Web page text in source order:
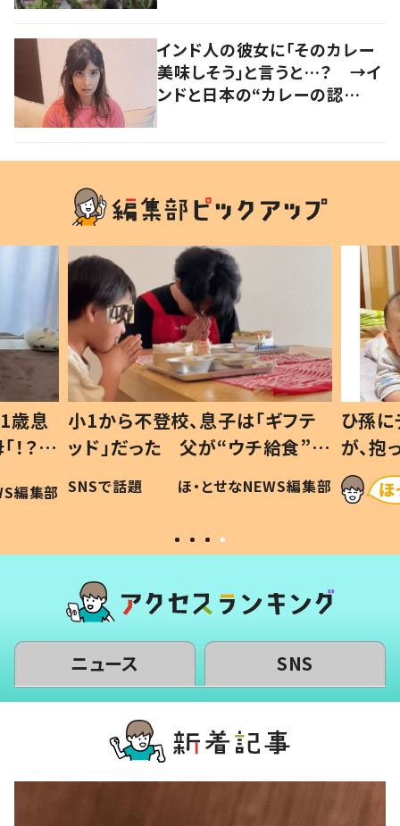
インド人の彼女に「そのカレー
美味しそう」と言うと…？ →イ
ンドと日本の“カレーの認
歳息
？」
編集部
小1から不登校、息子は「ギフテ
ッド」だった 父が“ウチ給食”を
作り続ける理由とは #令和の親
#令和の子
SNSで話題 ほ・とせなNEWS編集部
ひ孫
が、
「涙が
い」
ニュース SNS